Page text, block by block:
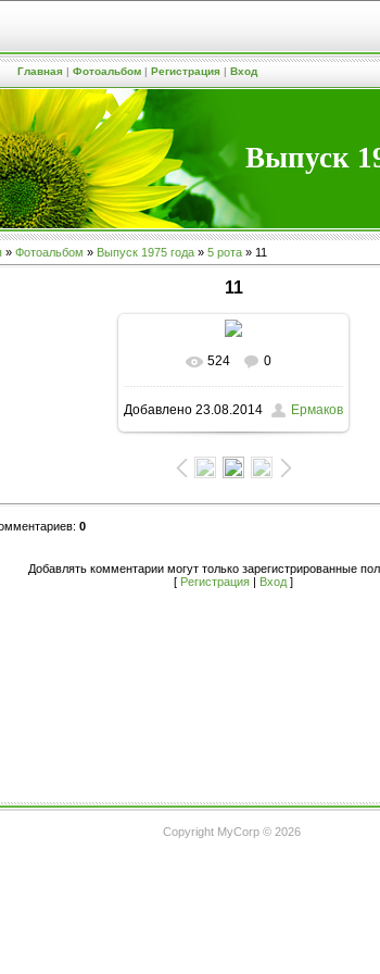
Главная| Фотоальбом| Регистрация| Вход
Выпуск
» Фотоальбом » Выпуск 1975 года » 5 рота » 11
11
В реальном размере
1599x1221/ 829.4Kb
524 0
Добавлено 23.08.2014 Ермаков
: 0
Добавлять комментарии могут только зарегистрированные
[ Регистрация | Вход ]
Copyright MyCorp © 2026